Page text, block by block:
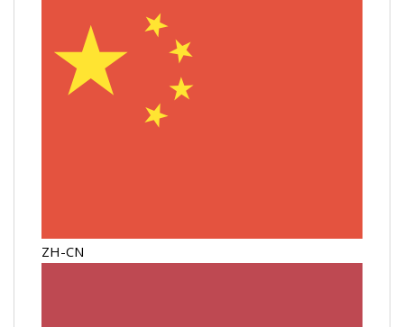
ZH-CN